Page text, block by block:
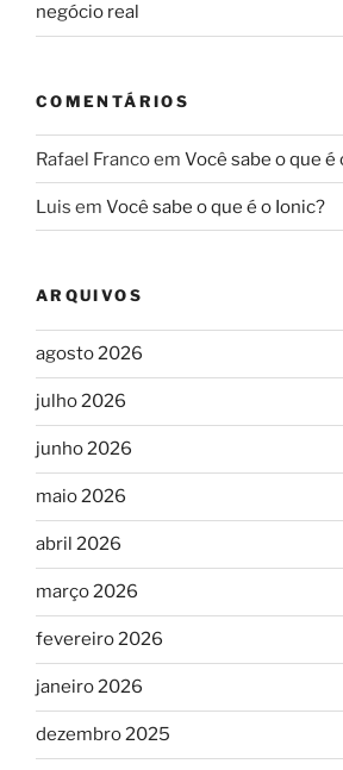
negócio real
COMENTÁRIOS
Rafael Francoem Você sabe o que é
Luis em Você sabe o que é o Ionic?
ARQUIVOS
agosto 2026
julho 2026
junho 2026
maio 2026
abril 2026
março 2026
fevereiro 2026
janeiro 2026
dezembro 2025